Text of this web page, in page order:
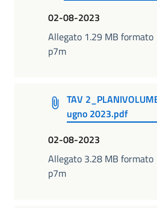
02-08-2023
Allegato 1.29 MB formato
p7m
TAV
ugno 2023.pdf
02-08-2023
Allegato 3.28 MB formato
p7m